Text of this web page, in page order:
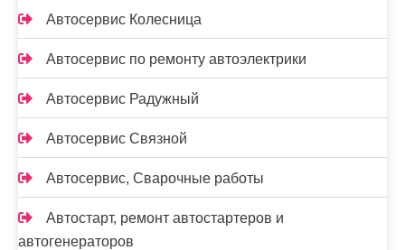
Автосервис Колесница
Автосервис по ремонту автоэлектрики
Автосервис Радужный
Автосервис Связной
Автосервис, Сварочные работы
Автостарт, ремонт автостартеров и
автогенераторов